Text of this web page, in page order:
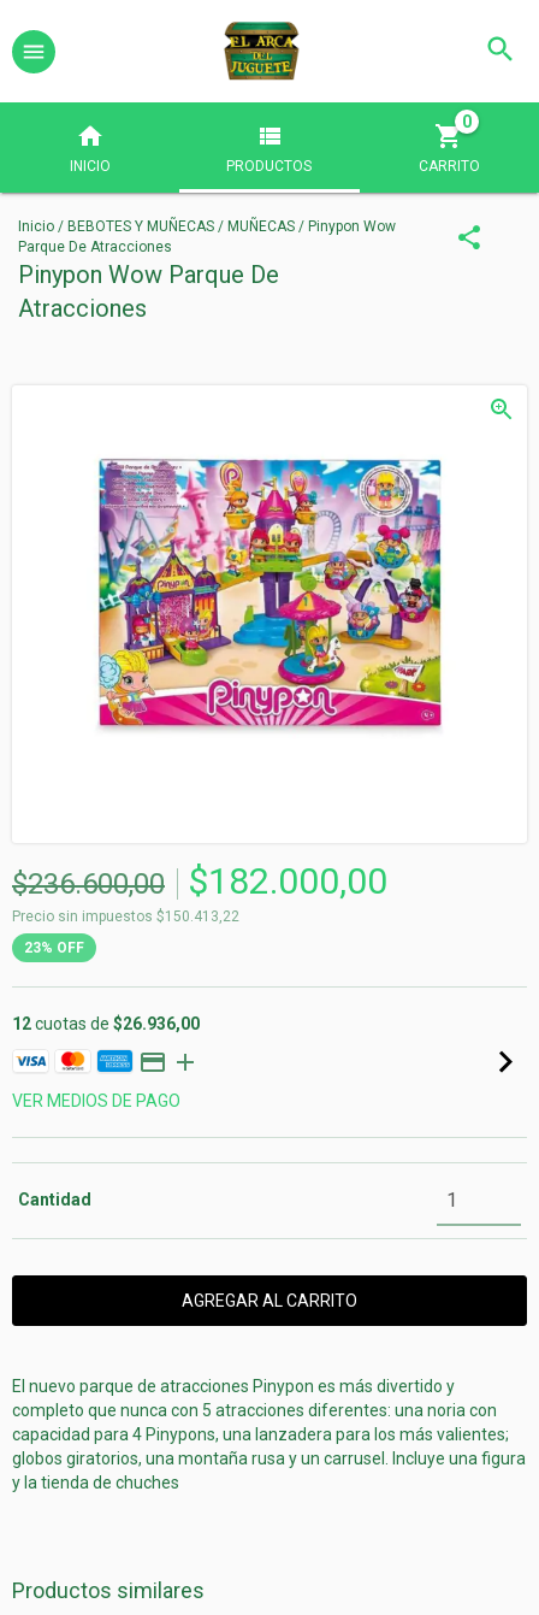
INICIO PRODUCTOS CARRITO
0
Inicio / BEBOTES Y MUÑECAS / MUÑECAS / Pinypon Wow
Parque De Atracciones
Pinypon Wow Parque De
Atracciones
$236.600,00 $182.000,00
Precio sin impuestos $150.413,22
23% OFF
12cuotas de $26.936,00
VER MEDIOS DE PAGO
Cantidad
El nuevo parque de atracciones Pinypon es más divertido y
completo que nunca con 5 atracciones diferentes: una noria con
capacidad para 4 Pinypons, una lanzadera para los más valientes;
globos giratorios, una montaña rusa y un carrusel. Incluye una figura
y la tienda de chuches
Productos similares